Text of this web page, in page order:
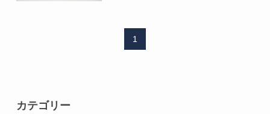
1
カテゴリー